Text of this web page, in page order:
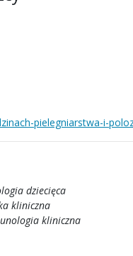
pielegniarstwa-i-
dziecięca
kliniczna
kliniczna